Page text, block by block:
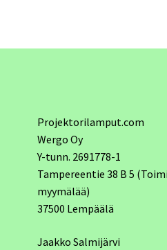
Projektorilamput.com
Wergo Oy
Y-tunn. 2691778-1
Tampereentie 38 B 5
myymälää)
37500 Lempäälä
Jaakko Salmijärvi